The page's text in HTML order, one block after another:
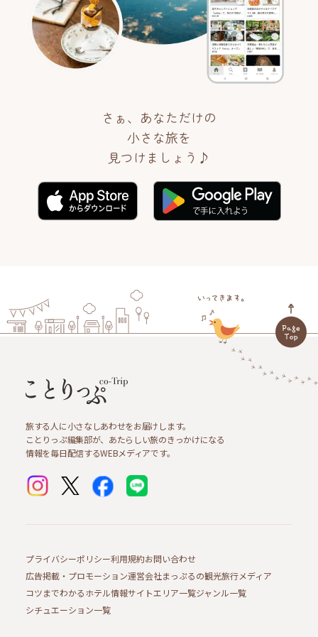
さぁ、あなただけの
小さな旅を
見つけましょう♪
旅する人に小さなしあわせをお届けします。
ことりっぷ編集部が、あたらしい旅のきっかけになる
情報を毎日配信するWEBメディアです。
プライバシーポリシー利用規約お問い合わせ
広告掲載・プロモーション運営会社まっぷるの観光旅行メディア
コツまでわかるホテル情報サイトエリア一覧ジャンル一覧
シチュエーション一覧